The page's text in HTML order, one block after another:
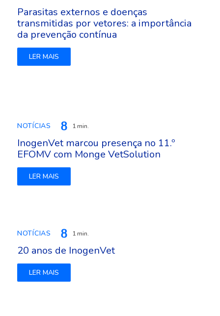
Parasitas externos e doenças
transmitidas por vetores: a importância
da prevenção contínua
LER MAIS
NOTÍCIAS 1 min.
InogenVet marcou presença no 11.º
EFOMV com Monge VetSolution
LER MAIS
NOTÍCIAS 1 min.
20 anos de InogenVet
LER MAIS